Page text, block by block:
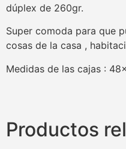
dúplex de 260gr.
Super comoda para que
cosas de la casa ,
Medidas de las cajas :
Productos